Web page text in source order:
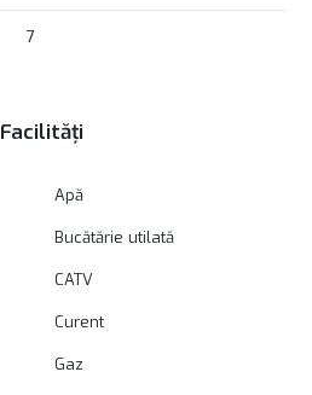
7
Facilități
Apă
Bucătărie utilată
CATV
Curent
Gaz